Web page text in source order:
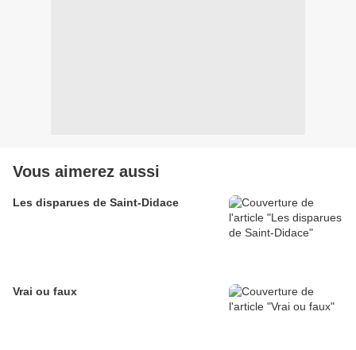
Vous aimerez aussi
Les disparues de Saint-Didace
Vrai ou faux